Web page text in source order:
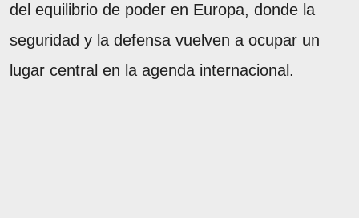
del equilibrio de poder en Europa, donde la
seguridad y la defensa vuelven a ocupar un
lugar central en la agenda internacional.